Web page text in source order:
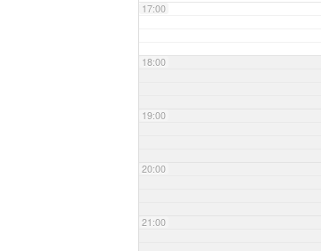
17:00
18:00
19:00
20:00
21:00